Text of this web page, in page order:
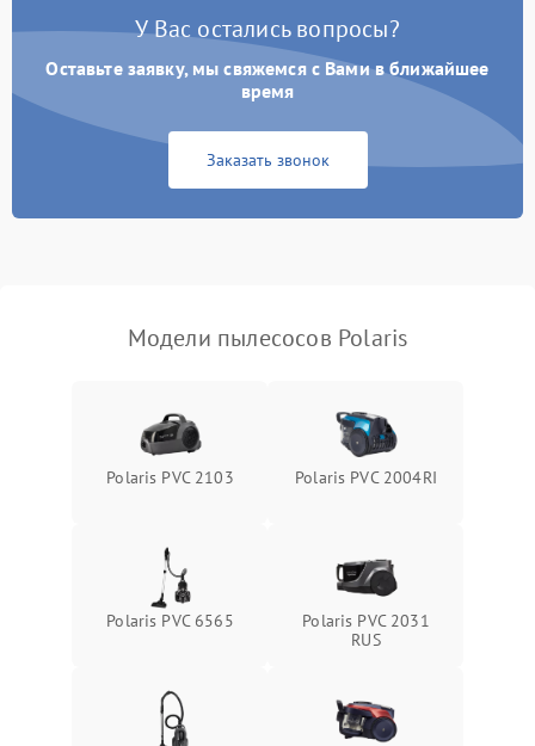
Плохая уборка шерсти
2400 ₽ Подробнее →
У Вас остались вопросы?
Оставьте заявку, мы свяжемся с Вами в ближайшее
время
Заказать звонок
Модели пылесосов Polaris
Polaris PVC 2103 Polaris PVC 2004RI
Polaris PVC 6565
Polaris PVC 2031
RUS